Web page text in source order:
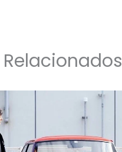
Relacionados